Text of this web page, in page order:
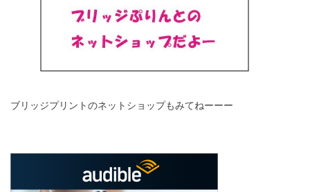
ブリッジプリントのネットショップもみてねーーー